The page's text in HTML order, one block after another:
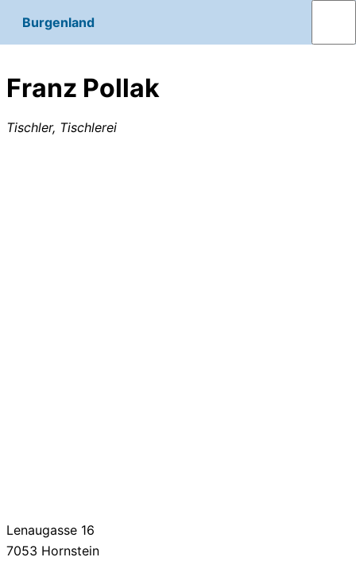
Burgenland
Franz Pollak
Tischler, Tischlerei
Lenaugasse 16
7053 Hornstein